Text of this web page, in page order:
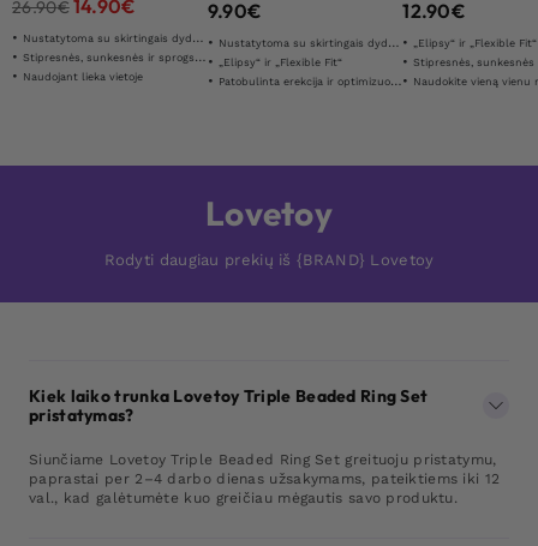
26.90€14.90€
Nustatytoma su skirtingais dydžiais
Stipresnės, sunkesnės ir sprogstamesnės erekcijos
Naudojant lieka vietoje
9.90€
Nustatytoma su skirtingais dydžiais
„Elipsy“ ir „Flexible Fit“
Patobulinta erekcija ir optimizuota ištvermė
12.90€
„Elipsy“ ir „Flexible Fit“
Stipresnės, sunkesnės ir
Naudokite vieną vienu
Lovetoy
Rodyti daugiau prekių iš {BRAND} Lovetoy
Kiek laiko trunka Lovetoy Triple Beaded Ring Set
pristatymas?
Siunčiame Lovetoy Triple Beaded Ring Set greituoju pristatymu,
paprastai per 2–4 darbo dienas užsakymams, pateiktiems iki 12
val., kad galėtumėte kuo greičiau mėgautis savo produktu.